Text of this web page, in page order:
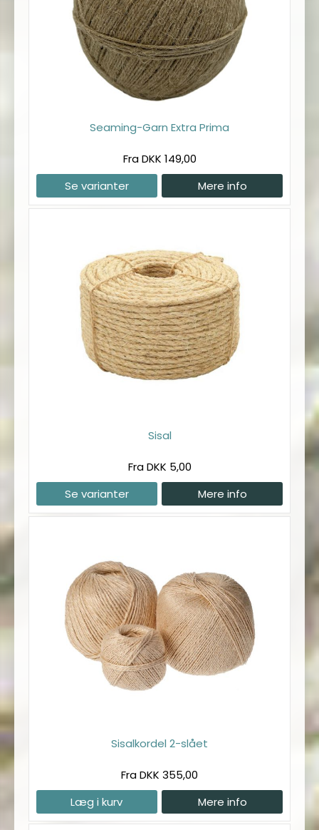
Seaming-Garn Extra Prima
Fra DKK 149,00
Se varianter
Mere info
Sisal
Fra DKK 5,00
Se varianter
Mere info
Sisalkordel 2-slået
Fra DKK 355,00
Læg i kurv
Mere info